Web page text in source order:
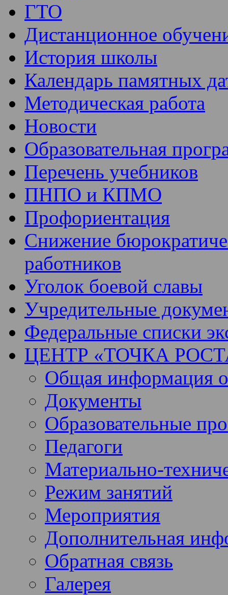
ГТО
Дистанционное
История школы
Календарь памятных
Методическая работа
Новости
Образовательная
Перечень учебников
ПНПО и КПМО
Профориентация
Снижение
работников
Уголок боевой славы
Учредительные
Федеральные списки
ЦЕНТР «ТОЧКА
Общая информация о
Документы
Образовательные
Педагоги
Материально-
Режим занятий
Мероприятия
Дополнительная
Обратная связь
Галерея